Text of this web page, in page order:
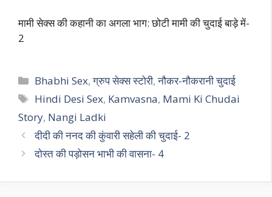
मामी सेक्स की कहानी का अगला भाग: छोटी मामी की चुदाई बाड़े में-
2
Categories
Bhabhi Sex,ग्रुप सेक्स स्टोरी,नौकर-नौकरानी चुदाई
Tags
Hindi Desi Sex, Kamvasna, Mami Ki Chudai
Story, Nangi Ladki
दीदी की ननद की कुंवारी सहेली की चुदाई- 2
दोस्त की पड़ोसन भाभी की वासना- 4